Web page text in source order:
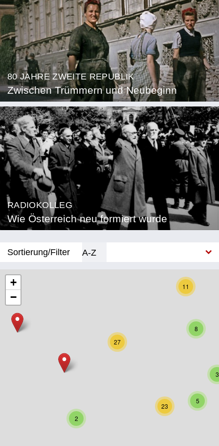
80 JAHRE ZWEITE REPUBLIK
Zwischen Trümmern und Neubeginn
RADIOKOLLEG
Wie Österreich neu formiert wurde
Sortierung/Filter
A-Z
Kärnten
8
23
27
3
2
11
5
+
−